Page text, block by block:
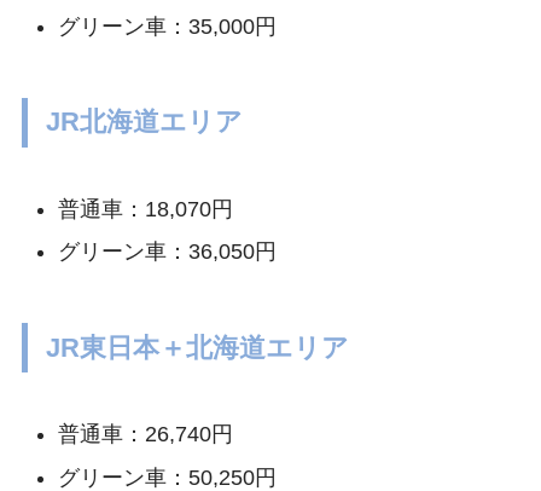
グリーン車：35,000円
JR北海道エリア
普通車：18,070円
グリーン車：36,050円
JR東日本＋北海道エリア
普通車：26,740円
グリーン車：50,250円